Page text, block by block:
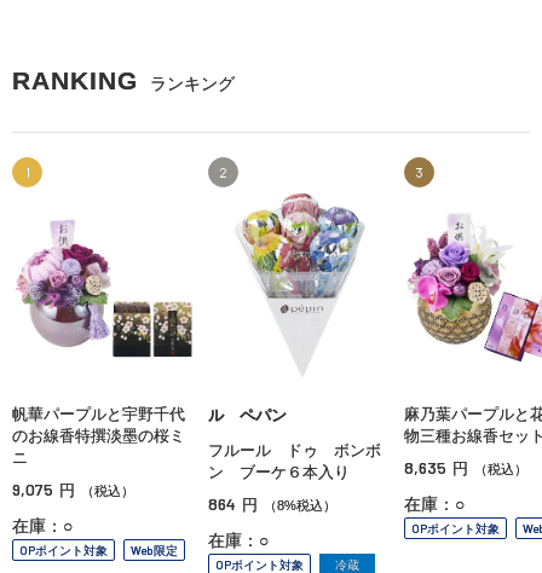
RANKING ランキング
1
帆華パープルと宇野千代
のお線香特撰淡墨の桜ミ
ニ
9,075 円 （税込）
在庫：○
OPポイント対象 Web限定
2
ル ペパン
フルール ドゥ ボンボ
ン ブーケ６本入り
864 円 （8%税込）
在庫：○
OPポイント対象 冷蔵
3
麻乃葉パープルと
物三種お線香セッ
8,635 円 （税込）
在庫：○
OPポイント対象